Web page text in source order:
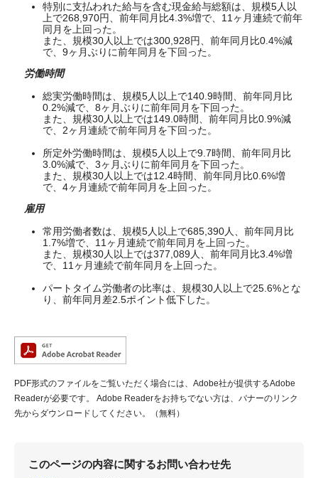
特別に支払われた給与を含む現金給与総額は、規模5人以
上で268,970円、前年同月比4.3%増で、11ヶ月連続で前年
同月を上回った。
また、規模30人以上では300,928円、前年同月比0.4%減
で、9ヶ月ぶりに前年同月を下回った。
労働時間
総実労働時間は、規模5人以上で140.9時間、前年同月比
0.2%減で、8ヶ月ぶりに前年同月を下回った。
また、規模30人以上では149.0時間、前年同月比0.9%減
で、2ヶ月連続で前年同月を下回った。
所定外労働時間は、規模5人以上で9.7時間、前年同月比
3.0%減で、3ヶ月ぶりに前年同月を下回った。
また、規模30人以上では12.4時間、前年同月比0.6%増
で、4ヶ月連続で前年同月を上回った。
雇用
常用労働者数は、規模5人以上で685,390人、前年同月比
1.7%増で、11ヶ月連続で前年同月を上回った。
また、規模30人以上では377,089人、前年同月比3.4%増
で、11ヶ月連続で前年同月を上回った。
パートタイム労働者の比率は、規模30人以上で25.6%とな
り、前年同月差2.5ポイント低下した。
PDF形式のファイルをご覧いただく場合には、Adobe社が提供するAdobe
Readerが必要です。
Adobe Readerをお持ちでない方は、バナーのリンク
先からダウンロードしてください。（無料）
このページの内容に関するお問い合わせ先